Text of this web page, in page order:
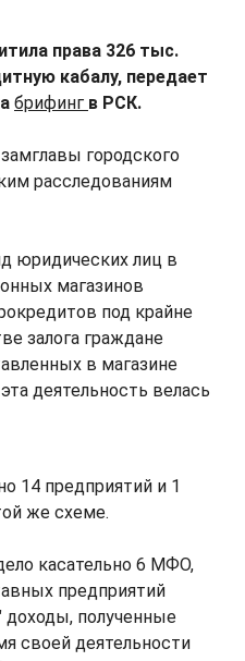
права 326 тыс.
кабалу, передает
брифинг в РСК.
городского
расследованиям
юридических лиц в
магазинов
под крайне
залога граждане
в магазине
деятельность велась
14 предприятий и 1
же схеме.
касательно 6 МФО,
предприятий
доходы, полученные
своей деятельности